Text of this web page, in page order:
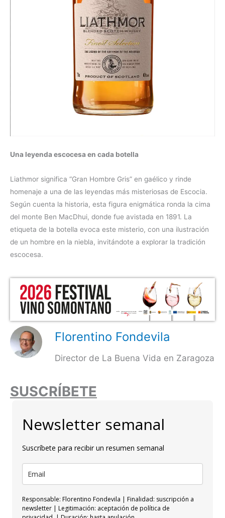
Una leyenda escocesa en cada botella
Liathmor significa “Gran Hombre Gris” en gaélico y rinde
homenaje a una de las leyendas más misteriosas de Escocia.
Según cuenta la historia, esta figura enigmática ronda la cima
del monte Ben MacDhui, donde fue avistada en 1891. La
etiqueta de la botella evoca este misterio, con una ilustración
de un hombre en la niebla, invitándote a explorar la tradición
escocesa.
Florentino Fondevila
Director de La Buena Vida en Zaragoza
SUSCRÍBETE
Newsletter semanal
Suscríbete para recibir un resumen semanal
Responsable: Florentino Fondevila | Finalidad: suscripción a
newsletter | Legitimación: aceptación de política de